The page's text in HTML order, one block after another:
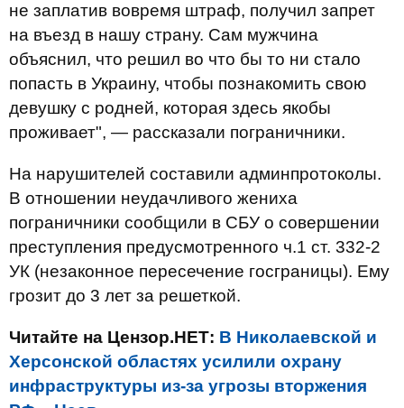
не заплатив вовремя штраф, получил запрет
на въезд в нашу страну. Сам мужчина
объяснил, что решил во что бы то ни стало
попасть в Украину, чтобы познакомить свою
девушку с родней, которая здесь якобы
проживает", — рассказали пограничники.
На нарушителей составили админпротоколы.
В отношении неудачливого жениха
пограничники сообщили в СБУ о совершении
преступления предусмотренного ч.1 ст. 332-2
УК (незаконное пересечение госграницы). Ему
грозит до 3 лет за решеткой.
Читайте на Цензор.НЕТ: В Николаевской и
Херсонской областях усилили охрану
инфраструктуры из-за угрозы вторжения